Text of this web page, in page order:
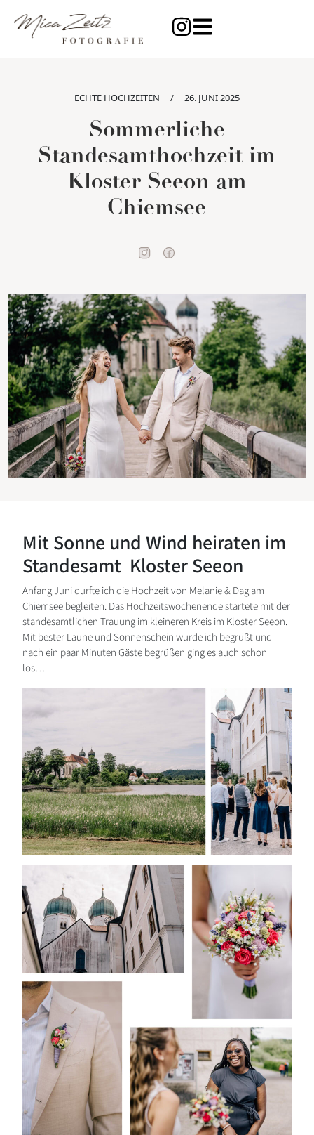
ECHTE HOCHZEITEN / 26. JUNI 2025
Sommerliche
Standesamthochzeit im
Kloster Seeon am
Chiemsee
Mit Sonne und Wind heiraten im
Standesamt Kloster Seeon
Anfang Juni durfte ich die Hochzeit von Melanie & Dag am
Chiemsee begleiten. Das Hochzeitswochenende startete mit der
standesamtlichen Trauung im kleineren Kreis im Kloster Seeon.
Mit bester Laune und Sonnenschein wurde ich begrüßt und
nach ein paar Minuten Gäste begrüßen ging es auch schon
los…